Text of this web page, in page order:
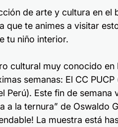
de arte y cultura en el
que te animes a visitar
tu niño interior.
cultural muy conocido en
semanas: El CC
Perú). Este fin de semana
a la ternura” de Oswaldo
La muestra está